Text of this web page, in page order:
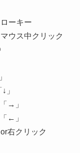
ーキー
ウス中クリック
」
→」
←」
右クリック